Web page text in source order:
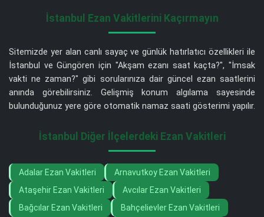
İstanbul Ezan Vakitlerini Kaçırmayın
Sitemizde yer alan canlı sayaç ve günlük hatırlatıcı özellikleri ile
İstanbul ve Güngören için "Akşam ezanı saat kaçta?", "İmsak
vakti ne zaman?" gibi sorularınıza dair güncel ezan saatlerini
anında görebilirsiniz. Gelişmiş konum algılama sayesinde
bulunduğunuz yere göre otomatik namaz saati gösterimi yapılır.
İstanbul Diğer İlçelerdeki Ezan Vakitleri
Adalar Ezan Vakitleri
Arnavutkoy Ezan Vakitleri
Ataşehir Ezan Vakitleri
Avcılar Ezan Vakitleri
Bağcılar Ezan Vakitleri
Bahçelievler Ezan Vakitleri